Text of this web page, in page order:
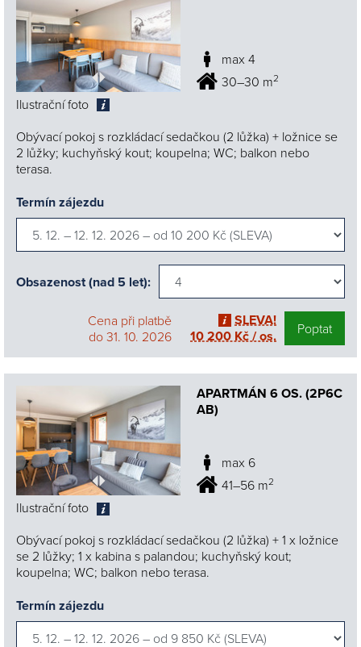
Ilustrační foto
max 4
30–30 m2
Obývací pokoj s rozkládací sedačkou (2 lůžka) + ložnice se
2 lůžky; kuchyňský kout; koupelna; WC; balkon nebo
terasa.
Termín zájezdu
Obsazenost (nad 5 let):
Cena při platbě
do 31. 10. 2026
SLEVA!
10 200 Kč / os.
Poptat
Ilustrační foto
APARTMÁN 6 OS. (2P6C
AB)
max 6
41–56 m2
Obývací pokoj s rozkládací sedačkou (2 lůžka) + 1 x ložnice
se 2 lůžky; 1 x kabina s palandou; kuchyňský kout;
koupelna; WC; balkon nebo terasa.
Termín zájezdu